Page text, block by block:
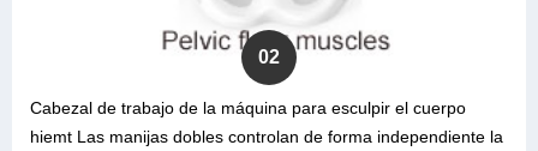
02
Cabezal de trabajo de la máquina para esculpir el cuerpo
hiemt Las manijas dobles controlan de forma independiente la